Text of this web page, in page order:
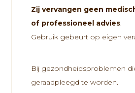
Zij vervangen geen
of professioneel advies.
Gebruik gebeurt op eigen
Bij gezondheidsproblemen
geraadpleegd te worden.